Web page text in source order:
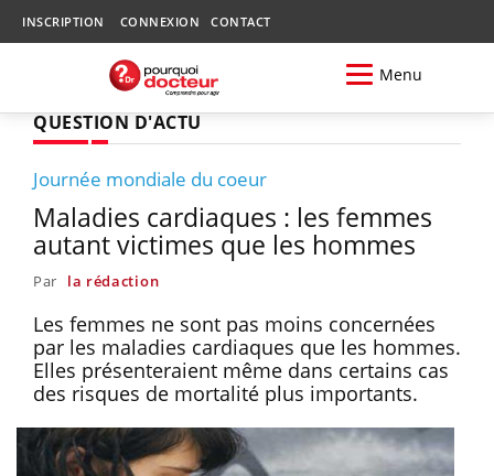
INSCRIPTION CONNEXION CONTACT
Menu
QUESTION D'ACTU
Journée mondiale du coeur
Maladies cardiaques : les femmes
autant victimes que les hommes
Par la rédaction
Les femmes ne sont pas moins concernées
par les maladies cardiaques que les hommes.
Elles présenteraient même dans certains cas
des risques de mortalité plus importants.